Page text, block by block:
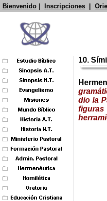
Bienvenido Inscripciones
10.
dio la